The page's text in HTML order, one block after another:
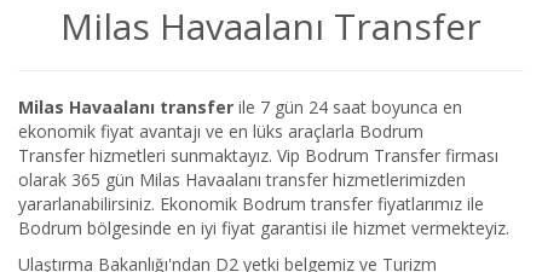
Milas Havaalanı Transfer
Milas Havaalanı transfer ile 7 gün 24 saat boyunca en
ekonomik fiyat avantajı ve en lüks araçlarla Bodrum
Transfer hizmetleri sunmaktayız. Vip Bodrum Transfer firması
olarak 365 gün Milas Havaalanı transfer hizmetlerimizden
yararlanabilirsiniz. Ekonomik Bodrum transfer fiyatlarımız ile
Bodrum bölgesinde en iyi fiyat garantisi ile hizmet vermekteyiz.
Ulaştırma Bakanlığı'ndan D2 yetki belgemiz ve Turizm